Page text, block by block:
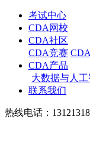
考试中心
CDA网校
CDA社区
CDA竞赛
CDA产品
大数据与人
联系我们
热线电话：